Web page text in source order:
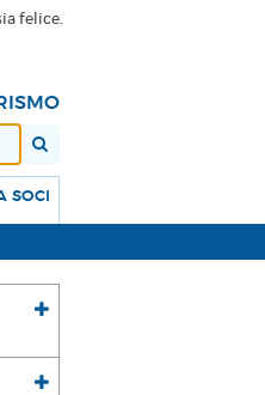
felice.
SOCI